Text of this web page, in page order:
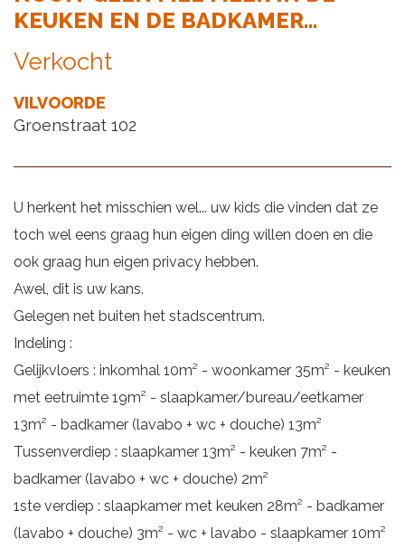
KEUKEN EN DE BADKAMER...
Verkocht
VILVOORDE
Groenstraat 102
U herkent het misschien wel... uw kids die vinden dat ze
toch wel eens graag hun eigen ding willen doen en die
ook graag hun eigen privacy hebben.
Awel, dit is uw kans.
Gelegen net buiten het stadscentrum.
Indeling :
Gelijkvloers : inkomhal 10m² - woonkamer 35m² - keuken
met eetruimte 19m² - slaapkamer/bureau/eetkamer
13m² - badkamer (lavabo + wc + douche) 13m²
Tussenverdiep : slaapkamer 13m² - keuken 7m² -
badkamer (lavabo + wc + douche) 2m²
1ste verdiep : slaapkamer met keuken 28m² - badkamer
(lavabo + douche) 3m² - wc + lavabo - slaapkamer 10m²